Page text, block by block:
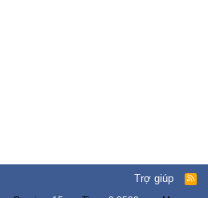
Trợ giúp
R